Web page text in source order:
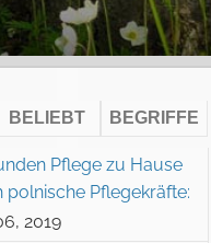
BELIEBT BEGRIFFE
Pflege zu Hause
polnische Pflegekräfte:
2019